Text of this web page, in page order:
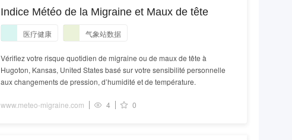
Indice Météo de la Migraine et Maux de tête
医疗健康 气象站数据
Vérifiez votre risque quotidien de migraine ou de maux de tête à
Hugoton, Kansas, United States basé sur votre sensibilité personnelle
aux changements de pression, d’humidité et de température.
www.meteo-migraine.com 4 0